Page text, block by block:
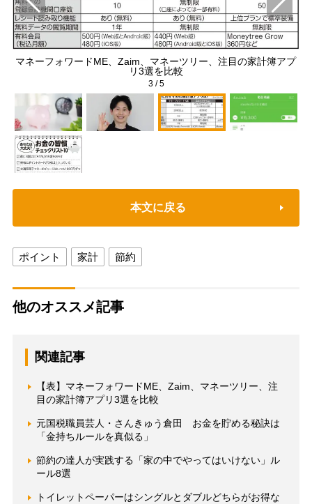
マネーフォワードME、Zaim、マネーツリー、注目の家計簿アプ
リ3選を比較
3/5
本文に戻る
ポイント 家計 節約
他のオススメ記事
関連記事
【表】マネーフォワードME、Zaim、マネーツリー、注
目の家計簿アプリ3選を比較
元国税職員芸人・さんきゅう倉田 お金を貯める秘訣は
「金持ちルールを真似る」
節約の達人が実践する「家の中でやってはいけない」ル
ール8選
トイレットペーパーはシングルとダブルどちらがお得な